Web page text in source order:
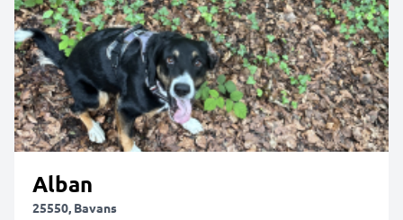
Alban
25550, Bavans